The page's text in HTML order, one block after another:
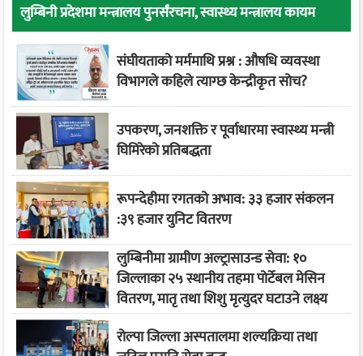
लुम्बिनी प्रदेशमा मन्त्रालय पुनर्संरचना, स्वास्थ्य मन्त्रालय कायम
संघीयताको मर्ममाथि प्रश्न : औषधि व्यवस्था
विभागले कहिले त्याग्छ केन्द्रीकृत सोच?
उपकरण, जनशक्ति र पूर्वाधारमा स्वास्थ्य मन्त्री
घिमिरेको प्रतिबद्धता
रूपन्देहीमा रगतको अभाव: ३३ हजार संकलन
:३९ हजार युनिट वितरण
लुम्बिनीमा ग्रामीण अल्ट्रासाउन्ड सेवा: १०
जिल्लाका २५ स्थानीय तहमा पोर्टेबल मेसिन
वितरण, मातृ तथा शिशु मृत्युदर घटाउने लक्ष्य
रोल्पा जिल्ला अस्पतालमा शल्यक्रिया तथा